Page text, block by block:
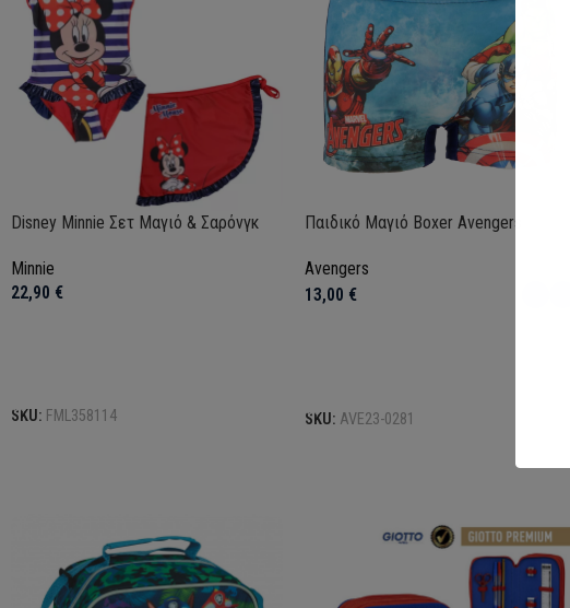
Disney Minnie Σετ Μαγιό & Σαρόνγκ
Minnie
22,90 €
SKU: FML358114
Παιδικό Μαγιό Boxer Avengers
Avengers
13,00 €
SKU: AVE23-0281